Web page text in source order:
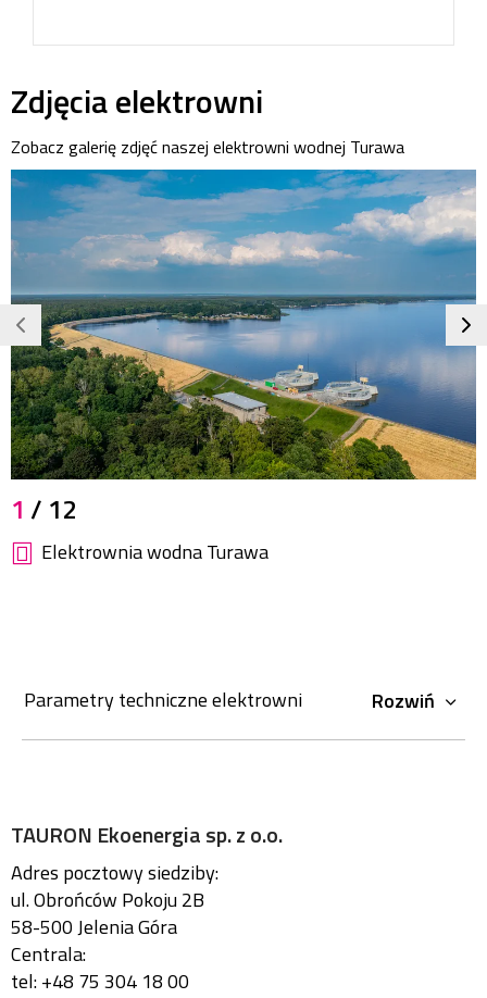
Zdjęcia elektrowni
Zobacz galerię zdjęć naszej elektrowni wodnej Turawa
486,3
800x533
1 / 12
Elektrownia wodna Turawa
Parametry techniczne elektrowni Rozwiń
TAURON Ekoenergia sp. z o.o.
Adres pocztowy siedziby:
ul. Obrońców Pokoju 2B
58-500 Jelenia Góra
Centrala:
tel: +48 75 304 18 00